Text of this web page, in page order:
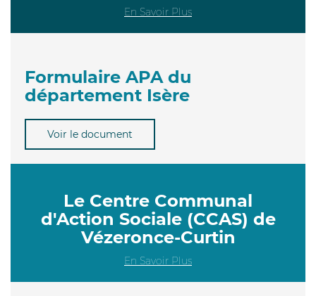
En Savoir Plus
Formulaire APA du
département Isère
Voir le document
Le Centre Communal
d'Action Sociale (CCAS) de
Vézeronce-Curtin
En Savoir Plus